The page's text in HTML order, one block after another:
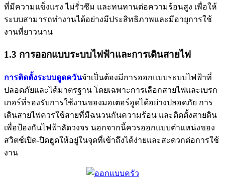
ที่มีความแข็งแรง ไม่รั่วซึม และทนทานต่อความร้อนสูง เพื่อให้
ระบบสามารถทำงานได้อย่างมีประสิทธิภาพและมีอายุการใช้
งานที่ยาวนาน
1.3 การออกแบบระบบไฟฟ้าและการเดินสายไฟ
การติดตั้งระบบดูดควันจำเป็นต้องมีการออกแบบระบบไฟฟ้าที่
ปลอดภัยและได้มาตรฐาน โดยเฉพาะการเลือกสายไฟและเบรก
เกอร์ที่รองรับการใช้งานของมอเตอร์ฮูดได้อย่างปลอดภัย การ
เดินสายไฟควรใช้สายที่มีฉนวนกันความร้อน และติดตั้งสายดิน
เพื่อป้องกันไฟฟ้าลัดวงจร นอกจากนี้ควรออกแบบตำแหน่งของ
สวิตช์เปิด-ปิดฮูดให้อยู่ในจุดที่เข้าถึงได้ง่ายและสะดวกต่อการใช้
งาน